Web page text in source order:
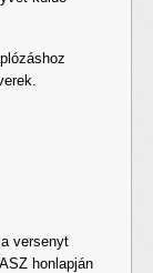
versenyt
honlapján